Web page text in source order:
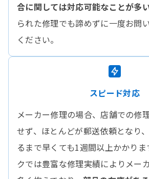
合に関しては対応可能なことが多
られた修理でも諦めずに一度お問
ください。
スピード対応
メーカー修理の場合、店舗での修
せず、ほとんどが郵送依頼となり
るまで早くても1週間以上かかりま
クでは豊富な修理実績によりメー